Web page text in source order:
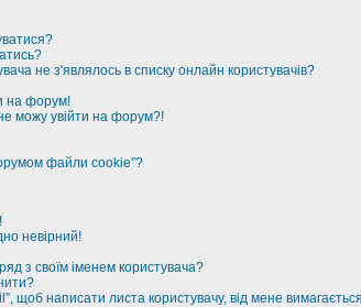
не з'являлось в списку онлайн користувачів?
на форум!
можу увійти на форум?!
файли cookie”?
невірний!
з своїм іменем користувача?
щоб написати листа користувачу, від мене